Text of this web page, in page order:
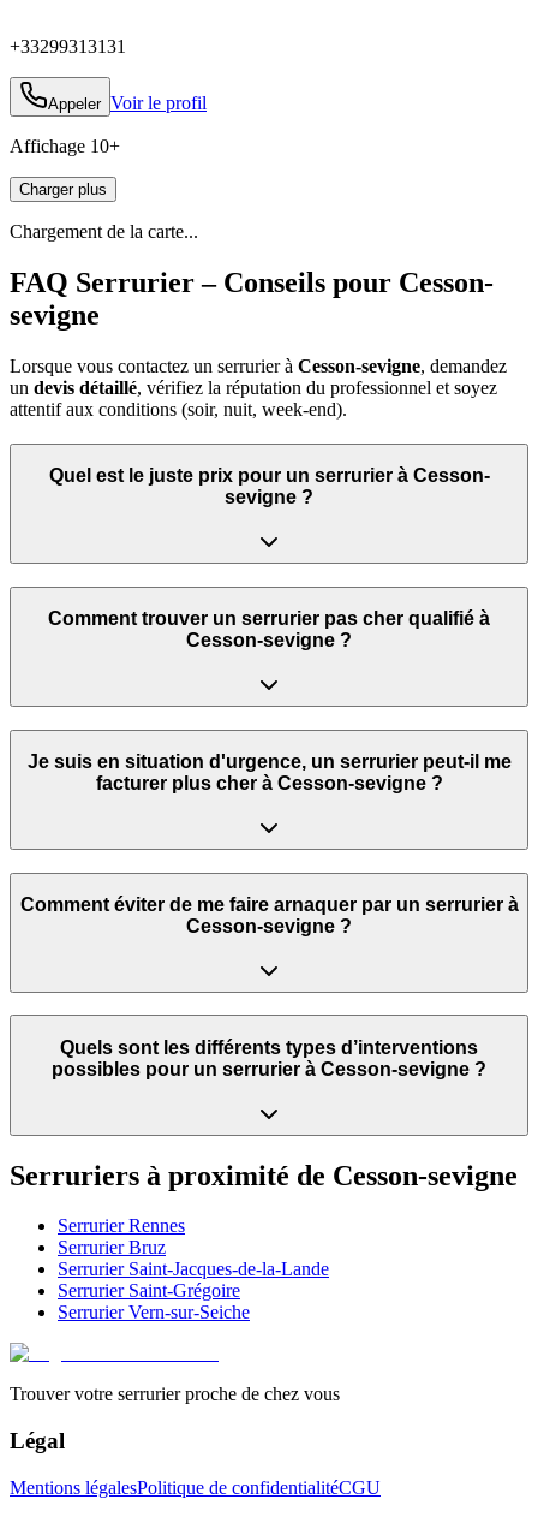
+33299313131
Appeler Voir le profil
Affichage 10+
Charger plus
Chargement de la carte...
FAQ Serrurier – Conseils pour Cesson-
sevigne
Lorsque vous contactez un serrurier à Cesson-sevigne, demandez
un devis détaillé, vérifiez la réputation du professionnel et soyez
attentif aux conditions (soir, nuit, week‑end).
Quel est le juste prix pour un serrurier à Cesson-
sevigne ?
Comment trouver un serrurier pas cher qualifié à
Cesson-sevigne ?
Je suis en situation d'urgence, un serrurier peut‑il me
facturer plus cher à Cesson-sevigne ?
Comment éviter de me faire arnaquer par un serrurier à
Cesson-sevigne ?
Quels sont les différents types d’interventions
possibles pour un serrurier à Cesson-sevigne ?
Serruriers à proximité de Cesson-sevigne
SerrurierRennes
SerrurierBruz
Serrurier Saint-Jacques-de-la-Lande
Serrurier Saint-Grégoire
SerrurierVern-sur-Seiche
Trouver votre serrurier proche de chez vous
Légal
Mentions légalesPolitique de confidentialitéCGU